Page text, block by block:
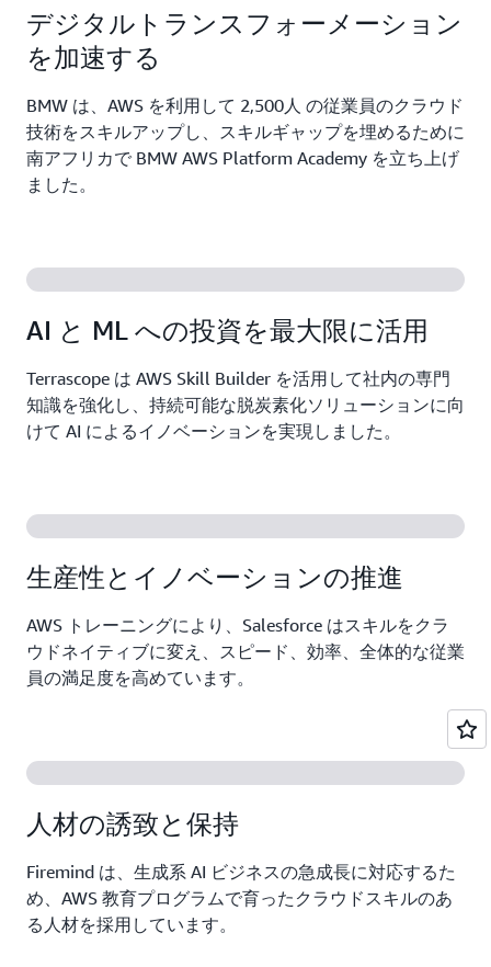
デジタルトランスフォーメーション
を加速する
BMW は、AWS を利用して 2,500人 の従業員のクラウド
技術をスキルアップし、スキルギャップを埋めるために
南アフリカで BMW AWS Platform Academy を立ち上げ
ました。
AI と ML への投資を最大限に活用
Terrascope は AWS Skill Builder を活用して社内の専門
知識を強化し、持続可能な脱炭素化ソリューションに向
けて AI によるイノベーションを実現しました。
生産性とイノベーションの推進
AWS トレーニングにより、Salesforce はスキルをクラ
ウドネイティブに変え、スピード、効率、全体的な従業
員の満足度を高めています。
人材の誘致と保持
Firemind は、生成系 AI ビジネスの急成長に対応するた
め、AWS 教育プログラムで育ったクラウドスキルのあ
る人材を採用しています。